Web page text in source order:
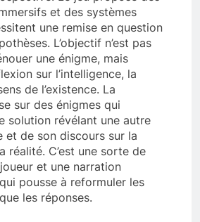
et des systèmes
une remise en question
L’objectif n’est pas
une énigme, mais
sur l’intelligence, la
de l’existence. La
sur des énigmes qui
solution révélant une autre
et de son discours sur la
réalité. C’est une sorte de
et une narration
pousse à reformuler les
les réponses.